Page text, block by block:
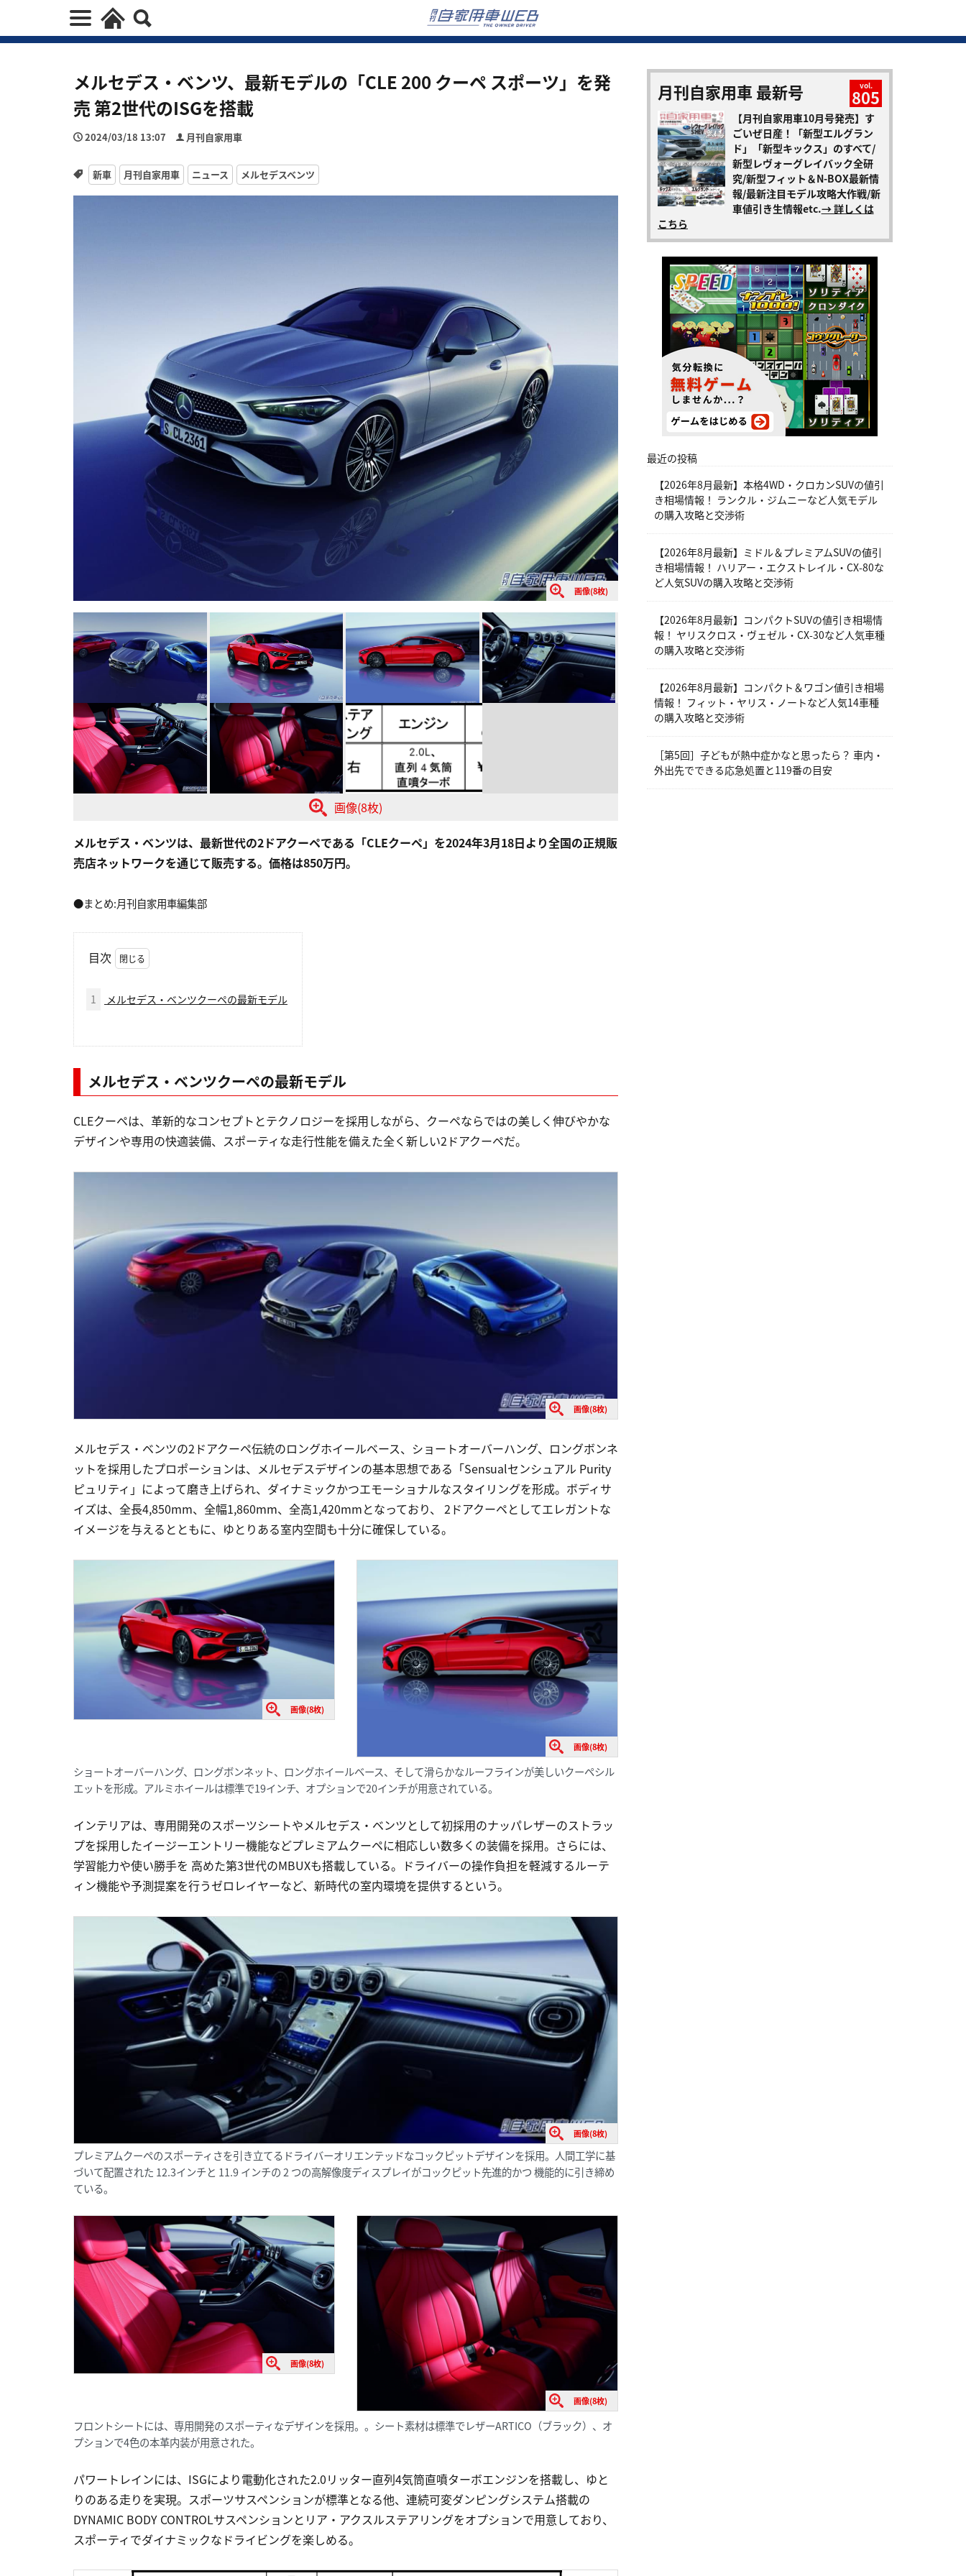
メルセデス・ベンツ、最新モデルの「CLE 200 クーペ スポーツ」を発
売 第2世代のISGを搭載
2024/03/18 13:07 月刊自家用車
新車 月刊自家用車 ニュース メルセデスベンツ
画像(8枚)
画像(8枚)
メルセデス・ベンツは、最新世代の2ドアクーペである「CLEクーペ」を2024年3月18日より全国の正規販
売店ネットワークを通じて販売する。価格は850万円。
●まとめ:月刊自家用車編集部
目次
1 メルセデス・ベンツクーペの最新モデル
メルセデス・ベンツクーペの最新モデル
CLEクーペは、革新的なコンセプトとテクノロジーを採用しながら、クーペならではの美しく伸びやかな
デザインや専用の快適装備、スポーティな走行性能を備えた全く新しい2ドアクーペだ。
画像(8枚)
メルセデス・ベンツの2ドアクーペ伝統のロングホイールベース、ショートオーバーハング、ロングボンネ
ットを採用したプロポーションは、メルセデスデザインの基本思想である「Sensualセンシュアル Purity
ピュリティ」によって磨き上げられ、ダイナミックかつエモーショナルなスタイリングを形成。ボディサ
イズは、全長4,850mm、全幅1,860mm、全高1,420mmとなっており、 2ドアクーペとしてエレガントな
イメージを与えるとともに、ゆとりある室内空間も十分に確保している。
画像(8枚)
画像(8枚)
ショートオーバーハング、ロングボンネット、ロングホイールベース、そして滑らかなルーフラインが美しいクーペシル
エットを形成。アルミホイールは標準で19インチ、オプションで20インチが用意されている。
インテリアは、専用開発のスポーツシートやメルセデス・ベンツとして初採用のナッパレザーのストラッ
プを採用したイージーエントリー機能などプレミアムクーペに相応しい数多くの装備を採用。さらには、
学習能力や使い勝手を 高めた第3世代のMBUXも搭載している。ドライバーの操作負担を軽減するルーテ
ィン機能や予測提案を行うゼロレイヤーなど、新時代の室内環境を提供するという。
画像(8枚)
プレミアムクーペのスポーティさを引き立てるドライバーオリエンテッドなコックピットデザインを採用。人間工学に基
づいて配置された 12.3インチと 11.9 インチの 2 つの高解像度ディスプレイがコックピット先進的かつ 機能的に引き締め
ている。
画像(8枚)
画像(8枚)
フロントシートには、専用開発のスポーティなデザインを採用。。シート素材は標準でレザーARTICO（ブラック）、オ
プションで4色の本革内装が用意された。
パワートレインには、ISGにより電動化された2.0リッター直列4気筒直噴ターボエンジンを搭載し、ゆと
りのある走りを実現。スポーツサスペンションが標準となる他、連続可変ダンピングシステム搭載の
DYNAMIC BODY CONTROLサスペンションとリア・アクスルステアリングをオプションで用意しており、
スポーティでダイナミックなドライビングを楽しめる。
月刊自家用車 最新号 vol.
805
【月刊自家用車10月号発売】す
ごいぜ日産！「新型エルグラン
ド」「新型キックス」のすべて/
新型レヴォーグレイバック全研
究/新型フィット＆N-BOX最新情
報/最新注目モデル攻略大作戦/新
車値引き生情報etc.→ 詳しくは
こちら
最近の投稿
【2026年8月最新】本格4WD・クロカンSUVの値引
き相場情報！ ランクル・ジムニーなど人気モデル
の購入攻略と交渉術
【2026年8月最新】ミドル＆プレミアムSUVの値引
き相場情報！ ハリアー・エクストレイル・CX-80な
ど人気SUVの購入攻略と交渉術
【2026年8月最新】コンパクトSUVの値引き相場情
報！ ヤリスクロス・ヴェゼル・CX-30など人気車種
の購入攻略と交渉術
【2026年8月最新】コンパクト＆ワゴン値引き相場
情報！ フィット・ヤリス・ノートなど人気14車種
の購入攻略と交渉術
［第5回］子どもが熱中症かなと思ったら？ 車内・
外出先でできる応急処置と119番の目安